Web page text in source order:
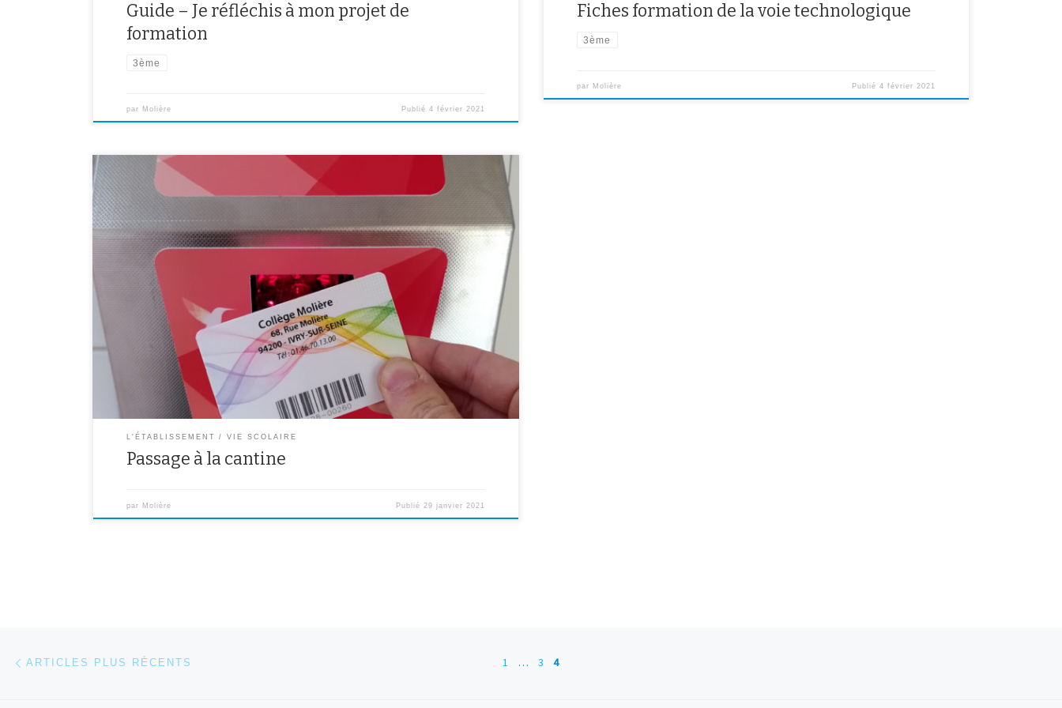
Guide – Je réfléchis à mon projet de
formation
3ème
par Molière Publié4 février 2021
Fiches formation de la voie technologique
3ème
par Molière Publié4 février 2021
Bonjour nous vous informons que le collège Molière passe à la carte cantine, celle-ci
permettra aux élèves de badger avant chaque repas et ainsi avoir un passage cantine
plus fluide et mieux suivi. Pour les demi-pensionnaires :Désormais les élèves demi-
pensionnaires se verrons attribuer une carte à leur nom. Celle-ci leur […]
L'ÉTABLISSEMENT VIE SCOLAIRE
Passage à la cantine
par Molière Publié 29 janvier 2021
Navigation dans les articles
ARTICLES PLUS RÉCENTS 1 … 3 4